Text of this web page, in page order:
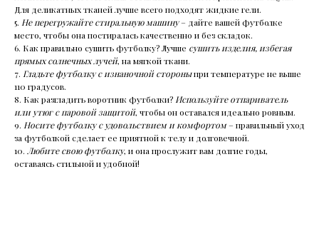
Для деликатных тканей лучше всего подходят жидкие гели.
5. Не перегружайте стиральную машину– дайте вашей футболке
место, чтобы она постиралась качественно и без складок.
6. Как правильно сушить футболку? Лучше сушить изделия, избегая
прямых солнечных лучей, на мягкой ткани.
7. Гладьте футболку с изнаночной стороныпри температуре не выше
110 градусов.
8. Как разгладить воротник футболки? Используйте отпариватель
или утюг с паровой защитой, чтобы он оставался идеально ровным.
9. Носите футболку с удовольствием и комфортом– правильный уход
за футболкой сделает ее приятной к телу и долговечной.
10. Любите свою футболку, и она прослужит вам долгие годы,
оставаясь стильной и удобной!